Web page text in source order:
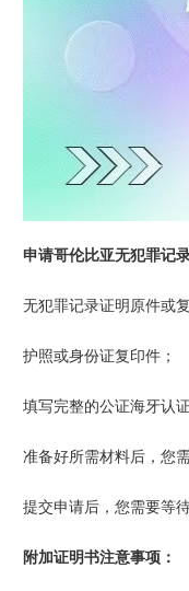
申请哥伦比亚无犯罪记
无犯罪记录证明原件或
护照或身份证复印件；
填写完整的公证海牙认
准备好所需材料后，您
提交申请后，您需要等
附加证明书注意事项：